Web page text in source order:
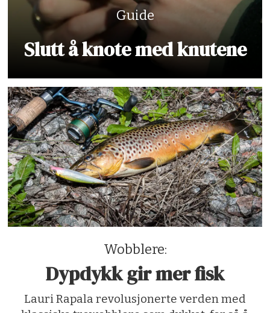
Guide
Slutt å knote med knutene
Wobblere:
Dypdykk gir mer fisk
Lauri Rapala revolusjonerte verden med